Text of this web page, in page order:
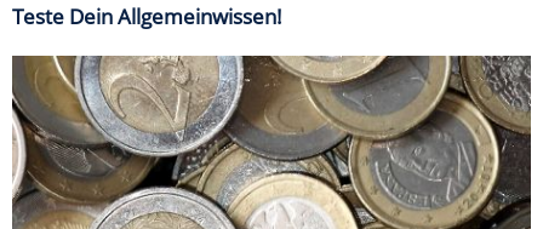
Teste Dein Allgemeinwissen!